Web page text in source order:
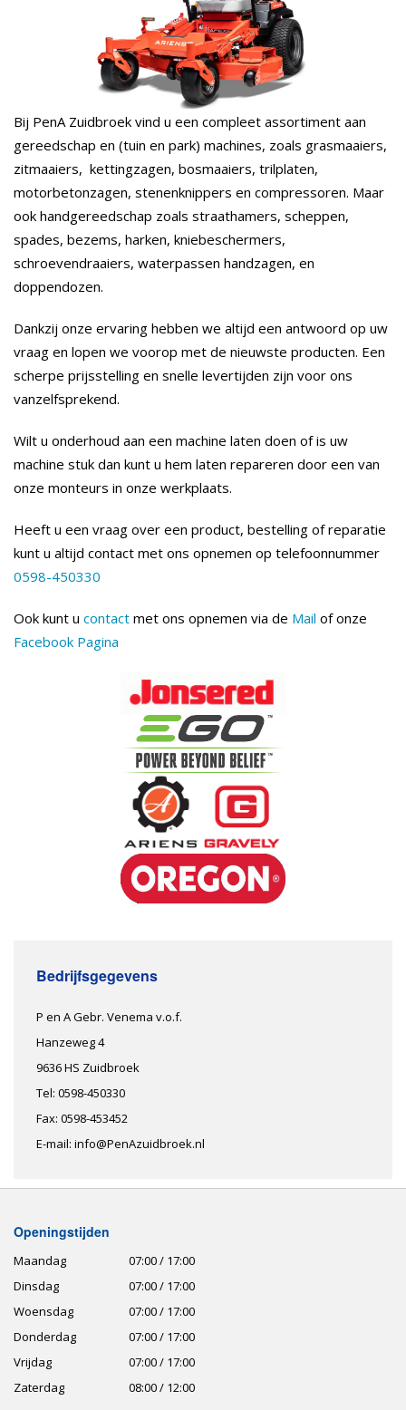
Bij PenA Zuidbroek vind u een compleet assortiment aan
gereedschap en (tuin en park) machines, zoals grasmaaiers,
zitmaaiers, kettingzagen, bosmaaiers, trilplaten,
motorbetonzagen, stenenknippers en compressoren. Maar
ook handgereedschap zoals straathamers, scheppen,
spades, bezems, harken, kniebeschermers,
schroevendraaiers, waterpassen handzagen, en
doppendozen.
Dankzij onze ervaring hebben we altijd een antwoord op uw
vraag en lopen we voorop met de nieuwste producten. Een
scherpe prijsstelling en snelle levertijden zijn voor ons
vanzelfsprekend.
Wilt u onderhoud aan een machine laten doen of is uw
machine stuk dan kunt u hem laten repareren door een van
onze monteurs in onze werkplaats.
Heeft u een vraag over een product, bestelling of reparatie
kunt u altijd contact met ons opnemen op telefoonnummer
0598-450330
Ook kunt u contact met ons opnemen via de Mail of onze
Facebook Pagina
Bedrijfsgegevens
P en A Gebr. Venema v.o.f.
Hanzeweg 4
9636 HS Zuidbroek
Tel: 0598-450330
Fax: 0598-453452
E-mail: info@PenAzuidbroek.nl
Openingstijden
Maandag
07:00 / 17:00
Dinsdag
07:00 / 17:00
Woensdag
07:00 / 17:00
Donderdag
07:00 / 17:00
Vrijdag
07:00 / 17:00
Zaterdag
08:00 / 12:00